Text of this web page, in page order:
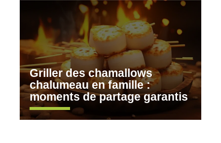
Griller des chamallows
chalumeau en famille :
moments de partage garantis